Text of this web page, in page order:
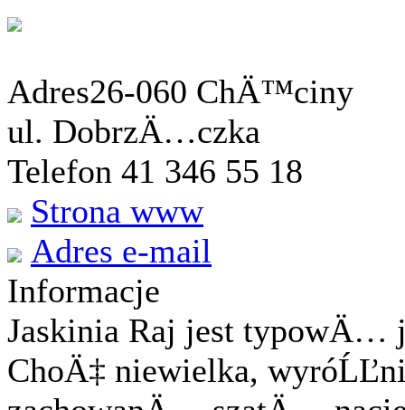
Adres26-060 ChÄ™ciny
ul. DobrzÄ…czka
Telefon 41 346 55 18
Strona www
Adres e-mail
Informacje
Jaskinia Raj jest
ChoÄ‡ niewielka,